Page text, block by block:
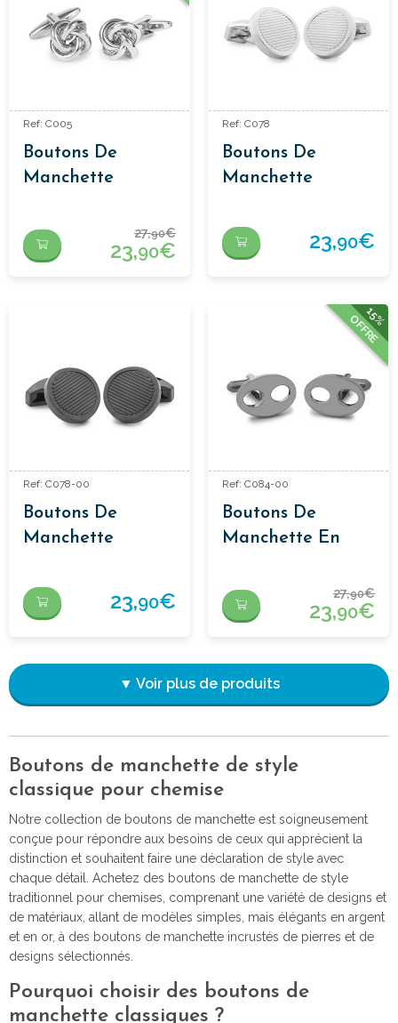
Ref: C005
Boutons De
Manchette
27,90€
23,90€
Ref: C078
Boutons De
Manchette
23,90€
Ref: C078-00
Boutons De
Manchette
23,90€
15%
OFFRE
Ref: C084-00
Boutons De
Manchette En
Calabrote
27,90€
23,90€
▼ Voir plus de produits
Boutons de manchette de style
classique pour chemise
Notre collection de boutons de manchette est soigneusement
conçue pour répondre aux besoins de ceux qui apprécient la
distinction et souhaitent faire une déclaration de style avec
chaque détail. Achetez des boutons de manchette de style
traditionnel pour chemises, comprenant une variété de designs et
de matériaux, allant de modèles simples, mais élégants en argent
et en or, à des boutons de manchette incrustés de pierres et de
designs sélectionnés.
Pourquoi choisir des boutons de
manchette classiques ?